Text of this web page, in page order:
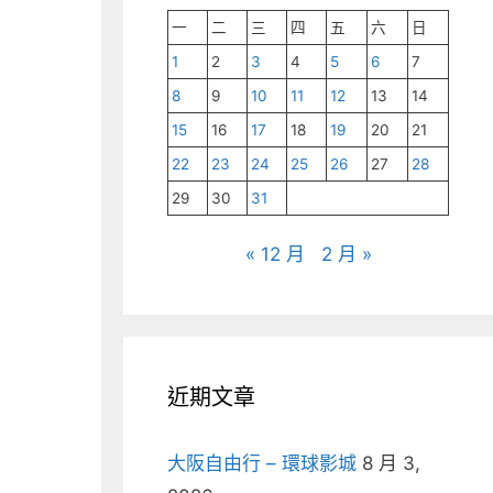
一 二 三 四 五 六
日
1
2 3 4 5 6
7
8
9 10 11 12 13
14
15
16 17 18 19 20
21
22
23 24 25 26 27
28
29
30 31
« 12 月 2 月 »
近期文章
大阪自由行 – 環球影城 8 月 3,